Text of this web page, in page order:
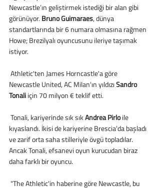
Newcastle’ın geliştirmek istediği bir alan gibi
görünüyor. Bruno Guimaraes, dünya
standartlarında bir 6 numara olmasına rağmen
Howe; Brezilyalı oyuncusunu ileriye taşımak
istiyor.
Newcastle United, AC Milan'ın yıldızı Sandro
Tonali için 70 milyon € teklif etti.
Tonali, kariyerinde sık sık Andrea Pirlo ile
kıyaslandı. İkisi de kariyerine Brescia'da başladı
ve zarif orta saha stilleriyle övgü topladılar.
Ancak Tonali, efsanevi oyun kurucudan biraz
daha farklı bir oyuncu.